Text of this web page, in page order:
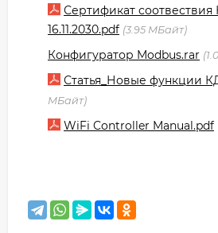
Сертификат соотвествия
16.11.2030.pdf 3.95 МБайт
Конфигуратор Modbus.rar
Статья_Новые функции
МБайт
WiFi Controller Manual.pdf